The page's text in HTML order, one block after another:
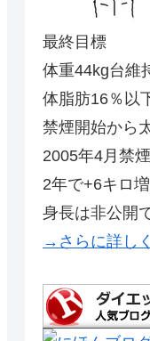
最終目標
体重44kg台維
体脂肪16％以
禁煙開始から
2005年4月禁
2年で+6キロ
身長は非公開
→さらに詳しく